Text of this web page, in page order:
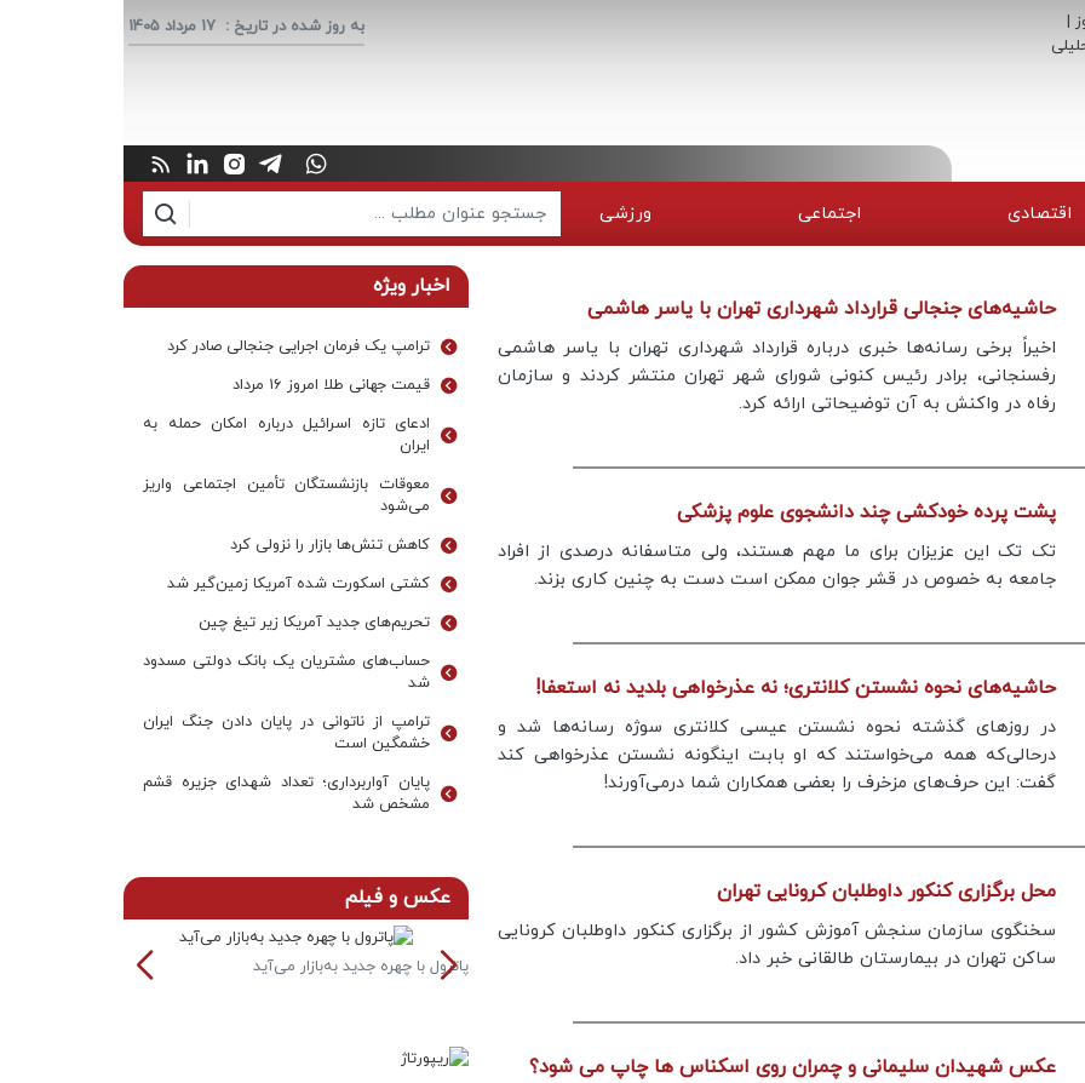
به روز شده در تاریخ : 17 مرداد 1405
اقتصادی اجتماعی ورزشی
حاشیه‌های جنجالی قرارداد شهرداری تهران با یاسر هاشمی
اخیراً برخی رسانه‌ها خبری درباره قرارداد شهرداری تهران با یاسر هاشمی
رفسنجانی، برادر رئیس کنونی شورای شهر تهران منتشر کردند و سازمان
رفاه در واکنش به آن توضیحاتی ارائه کرد.
پشت پرده خودکشی چند دانشجوی علوم پزشکی
تک تک این عزیزان برای ما مهم هستند، ولی متاسفانه درصدی از افراد
جامعه به خصوص در قشر جوان ممکن است دست به چنین کاری بزند.
حاشیه‌های نحوه نشستن کلانتری؛ نه عذرخواهی بلدید نه استعفا!
در روز‌های گذشته نحوه نشستن عیسی کلانتری سوژه رسانه‌ها شد و
درحالی‌که همه می‌خواستند که او بابت اینگونه نشستن عذرخواهی کند
گفت: این حرف‌های مزخرف را بعضی همکاران شما درمی‌آورند!
محل برگزاری کنکور داوطلبان کرونایی تهران
سخنگوی سازمان سنجش آموزش کشور از برگزاری کنکور داوطلبان کرونایی
ساکن تهران در بیمارستان طالقانی خبر داد.
عکس شهیدان سلیمانی و چمران روی اسکناس ها چاپ می شود؟
اخبار ویژه
ترامپ یک فرمان اجرایی جنجالی صادر کرد
قیمت جهانی طلا امروز ۱۶ مرداد
ادعای تازه اسرائیل درباره امکان حمله به
ایران
معوقات بازنشستگان تأمین اجتماعی واریز
می‌شود
کاهش تنش‌ها بازار را نزولی کرد
کشتی اسکورت شده آمریکا زمین‌گیر شد
تحریم‌های جدید آمریکا زیر تیغ چین
حساب‌های مشتریان یک بانک‌ دولتی مسدود
شد
ترامپ از ناتوانی در پایان دادن جنگ ایران
خشمگین است
پایان آواربرداری؛ تعداد شهدای جزیره قشم
مشخص شد
عکس و فیلم
و پاترول ۲۰۲۵
پاترول با چهره جدید به‌بازار می‌آید